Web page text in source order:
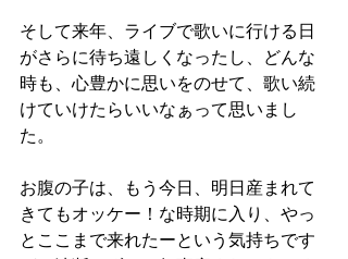
そして来年、ライブで歌いに行ける日
がさらに待ち遠しくなったし、どんな
時も、心豊かに思いをのせて、歌い続
けていけたらいいなぁって思いまし
た。
お腹の子は、もう今日、明日産まれて
きてもオッケー！な時期に入り、やっ
とここまで来れたーという気持ちです